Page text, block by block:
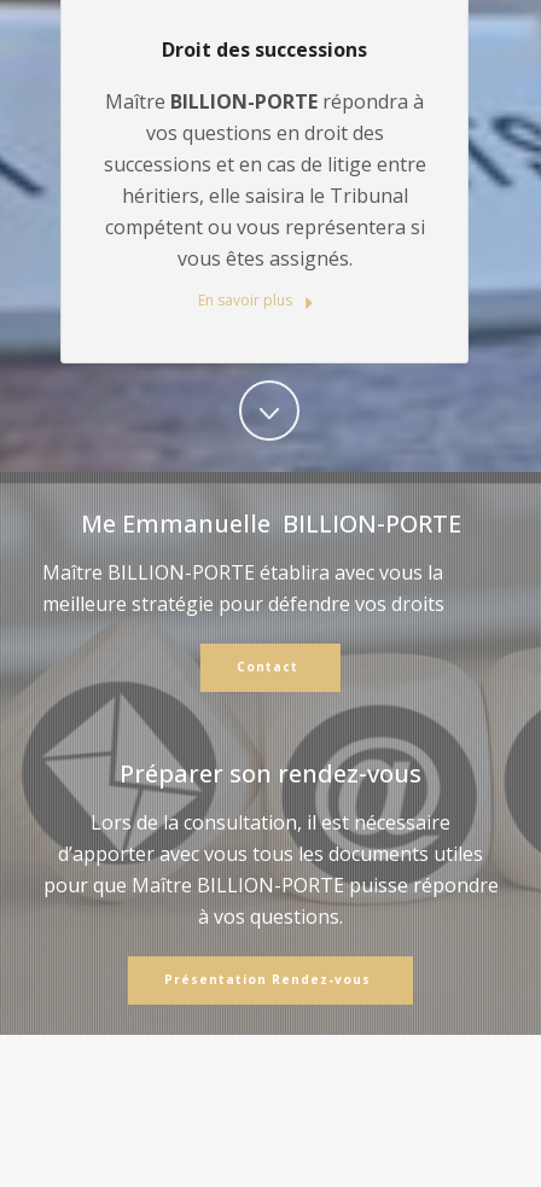
Droit des successions
Maître BILLION-PORTE répondra à
vos questions en droit des
successions et en cas de litige entre
héritiers, elle saisira le Tribunal
compétent ou vous représentera si
vous êtes assignés.
En savoir plus
Me Emmanuelle BILLION-PORTE
Maître BILLION-PORTE établira avec vous la
meilleure stratégie pour défendre vos droits
Contact
Préparer son rendez-vous
Lors de la consultation, il est nécessaire
d’apporter avec vous tous les documents utiles
pour que Maître BILLION-PORTE puisse répondre
à vos questions.
Présentation Rendez-vous